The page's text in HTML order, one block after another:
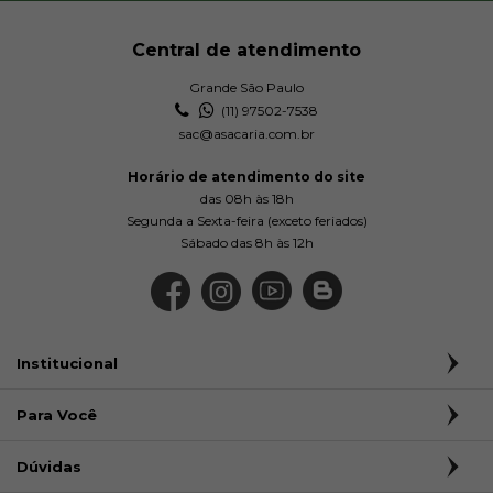
Central de atendimento
Grande São Paulo
(11) 97502-7538
sac@asacaria.com.br
Horário de atendimento do site
das 08h às 18h
Segunda a Sexta-feira (exceto feriados)
Sábado das 8h às 12h
Institucional
Para Você
Dúvidas